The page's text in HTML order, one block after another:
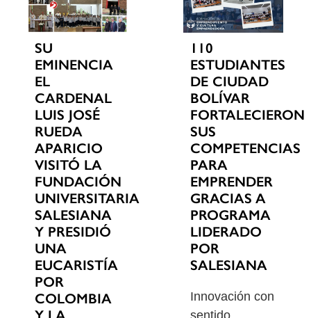
SU
EMINENCIA
EL
CARDENAL
LUIS JOSÉ
RUEDA
APARICIO
VISITÓ LA
FUNDACIÓN
UNIVERSITARIA
SALESIANA
Y PRESIDIÓ
UNA
EUCARISTÍA
POR
COLOMBIA
110
ESTUDIANTES
DE CIUDAD
BOLÍVAR
FORTALECIERON
SUS
COMPETENCIAS
PARA
EMPRENDER
GRACIAS A
PROGRAMA
LIDERADO
POR
SALESIANA
Innovación con